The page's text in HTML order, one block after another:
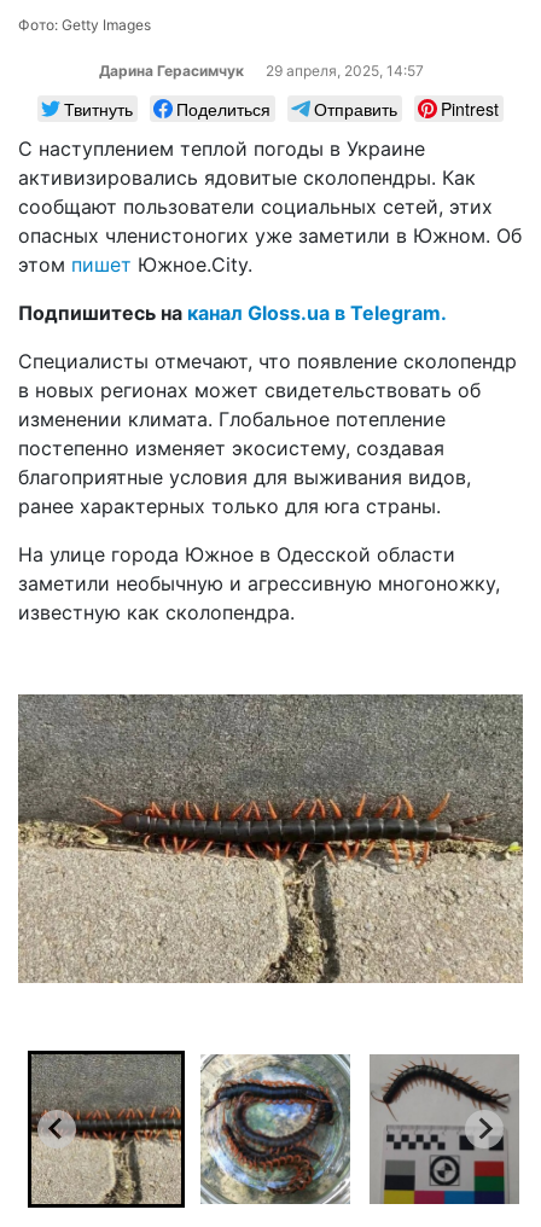
Фото: Getty Images
Дарина Герасимчук 29 апреля, 2025, 14:57
Твитнуть Поделиться Отправить
Pintrest
С наступлением теплой погоды в Украине
активизировались ядовитые сколопендры. Как
сообщают пользователи социальных сетей, этих
опасных членистоногих уже заметили в Южном. Об
этом пишет Южное.City.
Подпишитесь на канал Gloss.ua в Telegram.
Специалисты отмечают, что появление сколопендр
в новых регионах может свидетельствовать об
изменении климата. Глобальное потепление
постепенно изменяет экосистему, создавая
благоприятные условия для выживания видов,
ранее характерных только для юга страны.
На улице города Южное в Одесской области
заметили необычную и агрессивную многоножку,
известную как сколопендра.